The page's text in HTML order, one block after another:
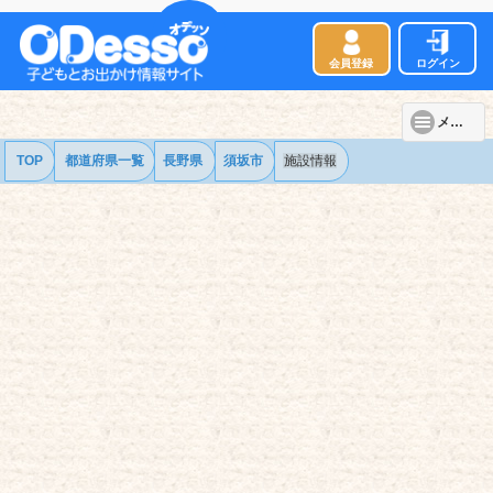
会員登録 ログイン
メニュー
TOP 都道府県一覧 長野県 須坂市 施設情報